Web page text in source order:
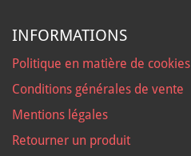
INFORMATIONS
Politique en matière de cookies
Conditions générales de vente
Mentions légales
Retourner un produit